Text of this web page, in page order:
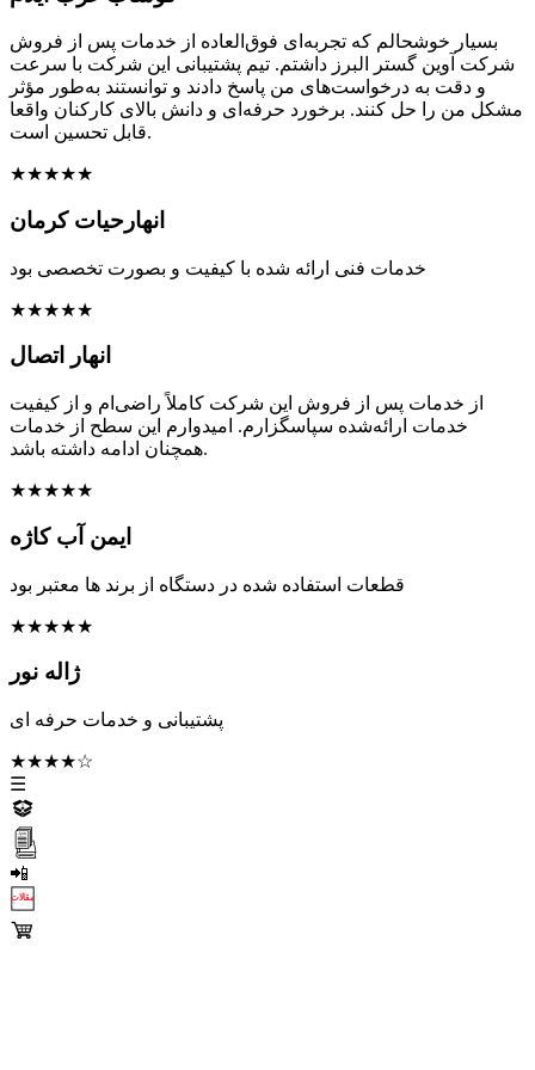
بسیار خوشحالم که تجربه‌ای فوق‌العاده از خدمات پس از فروش
شرکت آوین گستر البرز داشتم. تیم پشتیبانی این شرکت با سرعت
و دقت به درخواست‌های من پاسخ دادند و توانستند به‌طور مؤثر
مشکل من را حل کنند. برخورد حرفه‌ای و دانش بالای کارکنان واقعا
قابل تحسین است.
★★★★★
انهارحیات کرمان
خدمات فنی ارائه شده با کیفیت و بصورت تخصصی بود
★★★★★
انهار اتصال
از خدمات پس از فروش این شرکت کاملاً راضی‌ام و از کیفیت
خدمات ارائه‌شده سپاسگزارم. امیدوارم این سطح از خدمات
همچنان ادامه داشته باشد.
★★★★★
ایمن آب کاژه
قطعات استفاده شده در دستگاه از برند ها معتبر بود
★★★★★
ژاله نور
پشتیبانی و خدمات حرفه ای
★★★★☆
☰
📲
مقالات